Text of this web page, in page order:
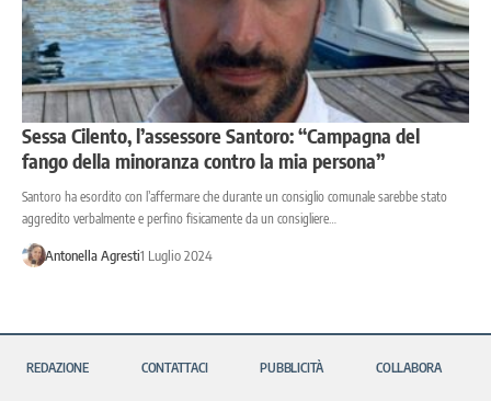
Sessa Cilento, l’assessore Santoro: “Campagna del
fango della minoranza contro la mia persona”
Santoro ha esordito con l’affermare che durante un consiglio comunale sarebbe stato
aggredito verbalmente e perfino fisicamente da un consigliere…
Antonella Agresti1 Luglio 2024
REDAZIONE CONTATTACI PUBBLICITÀ COLLABORA